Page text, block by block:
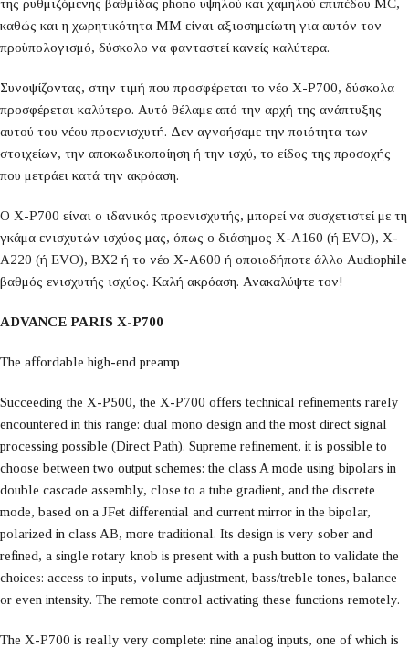
της ρυθμιζόμενης βαθμίδας phono υψηλού και χαμηλού επιπέδου MC,
καθώς και η χωρητικότητα MM είναι αξιοσημείωτη για αυτόν τον
προϋπολογισμό, δύσκολο να φανταστεί κανείς καλύτερα.
Συνοψίζοντας, στην τιμή που προσφέρεται το νέο X-P700, δύσκολα
προσφέρεται καλύτερο. Αυτό θέλαμε από την αρχή της ανάπτυξης
αυτού του νέου προενισχυτή. Δεν αγνοήσαμε την ποιότητα των
στοιχείων, την αποκωδικοποίηση ή την ισχύ, το είδος της προσοχής
που μετράει κατά την ακρόαση.
Ο X-P700 είναι ο ιδανικός προενισχυτής, μπορεί να συσχετιστεί με τη
γκάμα ενισχυτών ισχύος μας, όπως ο διάσημος X-A160 (ή EVO), X-
A220 (ή EVO), BX2 ή το νέο X-A600 ή οποιοδήποτε άλλο Audiophile
βαθμός ενισχυτής ισχύος. Καλή ακρόαση. Ανακαλύψτε τον!
ADVANCE PARIS X-P700
The affordable high-end preamp
Succeeding the X-P500, the X-P700 offers technical refinements rarely
encountered in this range: dual mono design and the most direct signal
processing possible (Direct Path). Supreme refinement, it is possible to
choose between two output schemes: the class A mode using bipolars in
double cascade assembly, close to a tube gradient, and the discrete
mode, based on a JFet differential and current mirror in the bipolar,
polarized in class AB, more traditional. Its design is very sober and
refined, a single rotary knob is present with a push button to validate the
choices: access to inputs, volume adjustment, bass/treble tones, balance
or even intensity. The remote control activating these functions remotely.
The X-P700 is really very complete: nine analog inputs, one of which is